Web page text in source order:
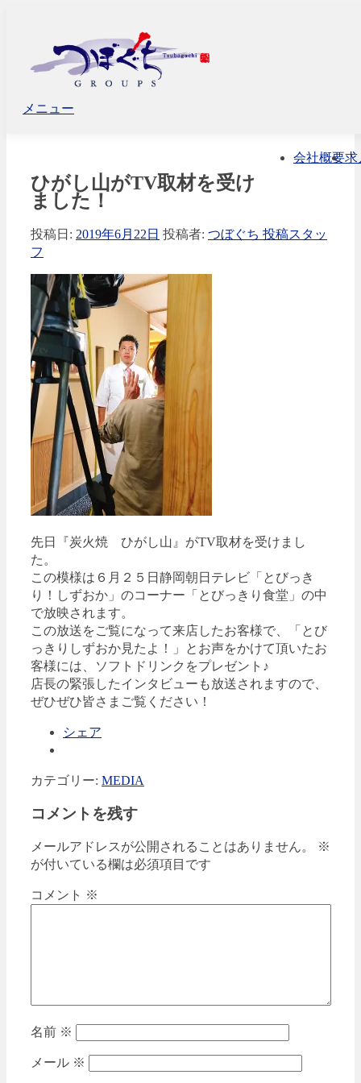
メニュー
会社概要求
ひがし山がTV取材を受け
ました！
投稿日: 2019年6月22日 投稿者: つぼぐち 投稿スタッ
フ
先日『炭火焼 ひがし山』がTV取材を受けまし
た。
この模様は６月２５日静岡朝日テレビ「とびっき
り！しずおか」のコーナー「とびっきり食堂」の中
で放映されます。
この放送をご覧になって来店したお客様で、「とび
っきりしずおか見たよ！」とお声をかけて頂いたお
客様には、ソフトドリンクをプレゼント♪
店長の緊張したインタビューも放送されますので、
ぜひぜひ皆さまご覧ください！
シェア
カテゴリー: MEDIA
コメントを残す
メールアドレスが公開されることはありません。
※
が付いている欄は必須項目です
コメント ※
名前 ※
メール ※